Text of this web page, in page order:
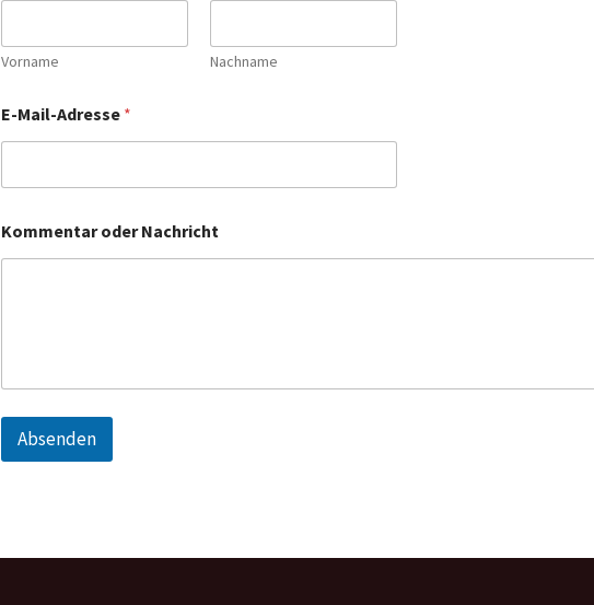
Vorname Nachname
E-Mail-Adresse *
Kommentar oder Nachricht
Absenden